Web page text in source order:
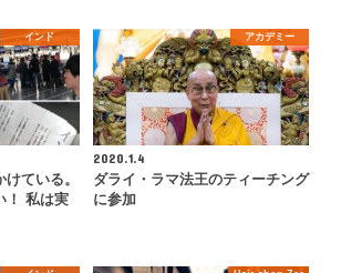
インド
ている。
！ 私は実
アカデミー
2020.1.4
ダライ・ラマ法王のティーチング
に参加